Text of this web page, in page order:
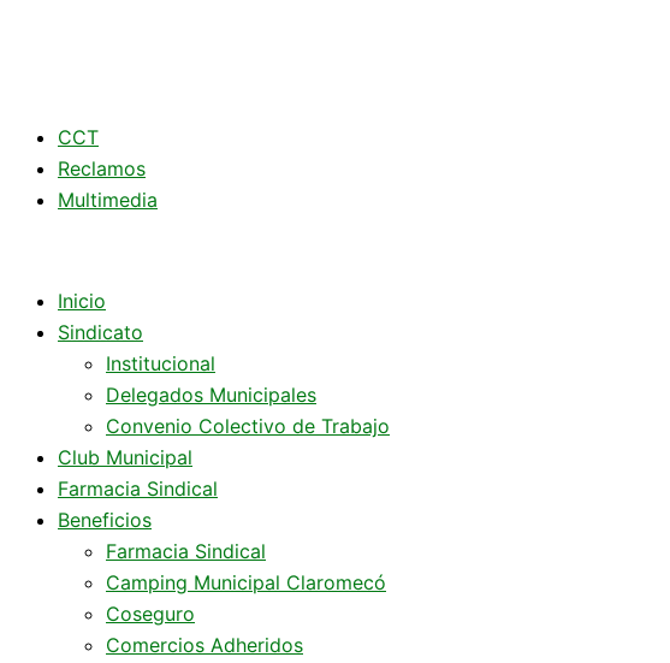
CCT
Reclamos
Multimedia
Inicio
Sindicato
Institucional
Delegados Municipales
Convenio Colectivo de Trabajo
Club Municipal
Farmacia Sindical
Beneficios
Farmacia Sindical
Camping Municipal Claromecó
Coseguro
Comercios Adheridos